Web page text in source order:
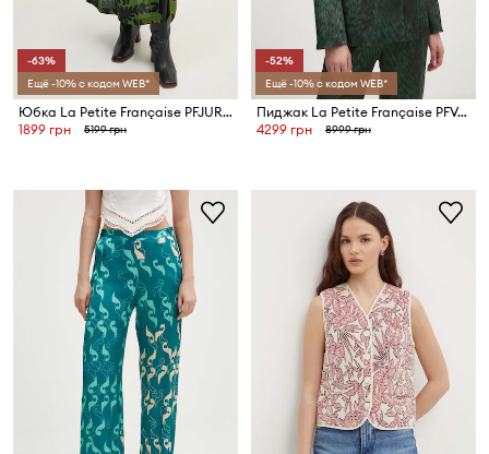
-63%
Ещё -10% с кодом WEB*
Юбка La Petite Française PFJURATOIRE
1899 грн
5199 грн
-52%
Ещё -10% с кодом WEB*
Пиджак La Petite Française PFVAPOREUSE
4299 грн
8999 грн